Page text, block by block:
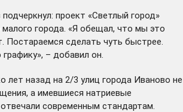
проект «Светлый город»
города. «Я обещал, что мы это
Постараемся сделать чуть быстрее.
– добавил он.
лет назад на 2/3 улиц города Иваново не
а имевшиеся натриевые
современным стандартам.